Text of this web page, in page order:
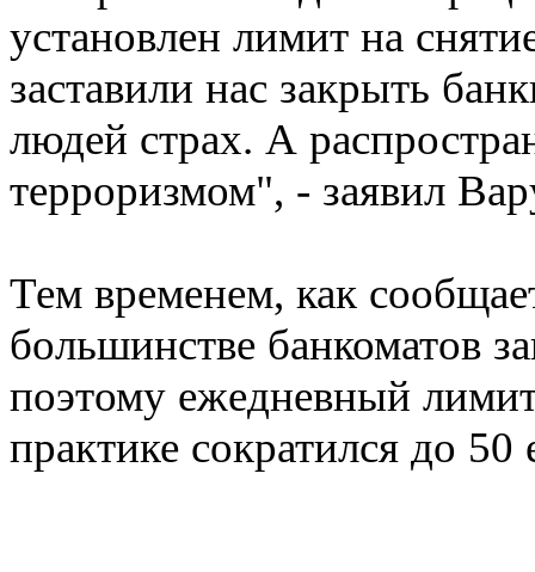
установлен лимит на
заставили нас закрыть
людей страх. А
терроризмом", - заявил
Тем временем, как
большинстве банкоматов
поэтому ежедневный
практике сократился до 50